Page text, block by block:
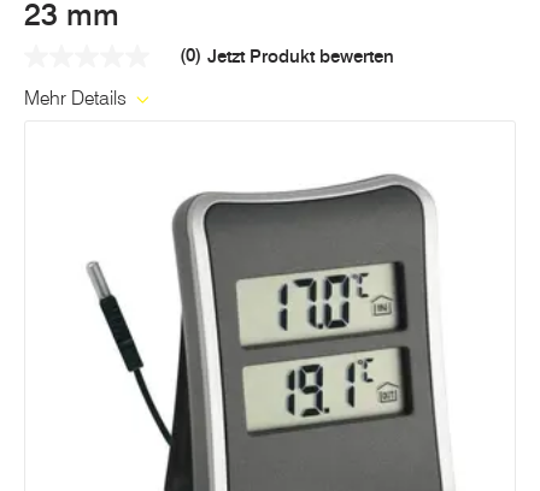
23 mm
Link
(0) Jetzt Produkt bewerten
Mehr Details